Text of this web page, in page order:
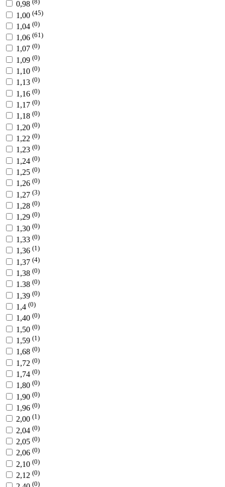
0,98
1,00 (45)
1,04 (0)
1,06 (61)
1,07 (0)
1,09 (0)
1,10 (0)
1,13 (0)
1,16 (0)
1,17 (0)
1,18 (0)
1,20 (0)
1,22 (0)
1,23 (0)
1,24 (0)
1,25 (0)
1,26 (0)
1,27 (3)
1,28 (0)
1,29 (0)
1,30 (0)
1,33 (0)
1,36 (1)
1,37 (4)
1,38 (0)
1.38 (0)
1,39 (0)
1,4 (0)
1,40 (0)
1,50 (0)
1,59 (1)
1,68 (0)
1,72 (0)
1,74 (0)
1,80 (0)
1,90 (0)
1,96 (0)
2,00 (1)
2,04 (0)
2,05 (0)
2,06 (0)
2,10 (0)
2,12 (0)
(0)